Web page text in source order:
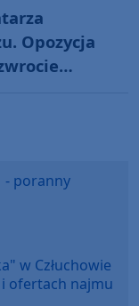
Opozycja
strona
- poranny
w Człuchowie
ofertach najmu